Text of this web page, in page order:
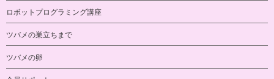
ロボットプログラミング講座
ツバメの巣立ちまで
ツバメの卵